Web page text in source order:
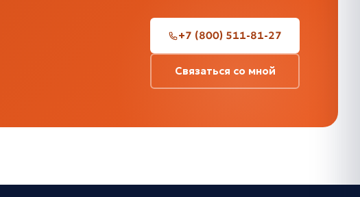
+7 (800) 511-81-27
Связаться со мной